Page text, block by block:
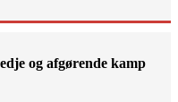
og afgørende kamp